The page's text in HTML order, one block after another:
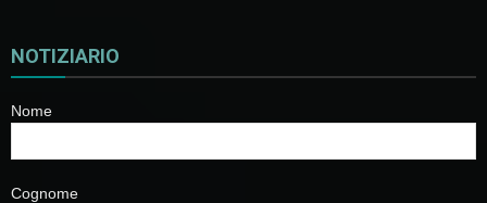
NOTIZIARIO
Nome
Cognome